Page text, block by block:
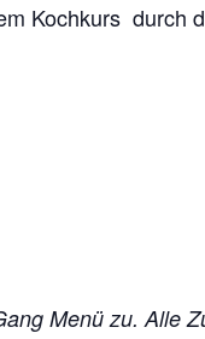
Kochkurs durch
Menü zu. Alle